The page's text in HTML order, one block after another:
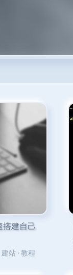
建自己
建站 · 教程